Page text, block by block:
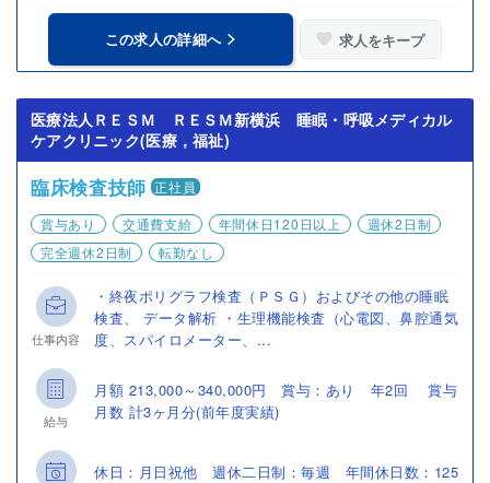
この求人の詳細へ 求人をキープ
医療法人ＲＥＳＭ ＲＥＳＭ新横浜 睡眠・呼吸メディカル
ケアクリニック(医療，福祉)
臨床検査技師 正社員
賞与あり
交通費支給 年間休日120日以上
週休2日制
完全週休2日制
転勤なし
仕事内容
・終夜ポリグラフ検査（ＰＳＧ）およびその他の睡眠
検査、 データ解析 ・生理機能検査（心電図、鼻腔通気
度、スパイロメーター、...
給与
月額 213,000～340,000円 賞与：あり 年2回 賞与
月数 計3ヶ月分(前年度実績)
休日：月日祝他 週休二日制：毎週 年間休日数：125